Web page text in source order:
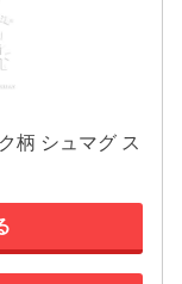
柄 シュマグ ス